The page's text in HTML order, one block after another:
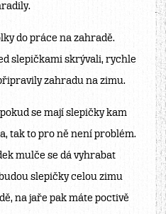
do práce na zahradě.
slepičkami skrývali, rychle
zahradu na zimu.
se mají slepičky kam
tak to pro ně není problém.
mulče se dá vyhrabat
slepičky celou zimu
na jaře pak máte poctivě